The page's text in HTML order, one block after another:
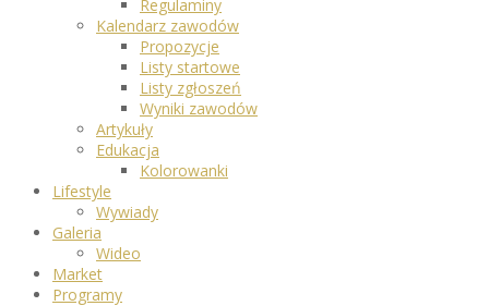
Regulaminy
Kalendarz zawodów
Propozycje
Listy startowe
Listy zgłoszeń
Wyniki zawodów
Artykuły
Edukacja
Kolorowanki
Lifestyle
Wywiady
Galeria
Wideo
Market
Programy